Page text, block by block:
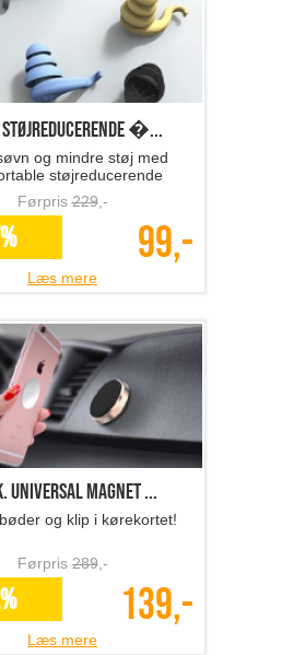
Støjreducerende �...
og mindre støj med
støjreducerende
ørepropper
Førpris229,-
99,-
Læs mere
universal magnet ...
og klip i kørekortet!
Førpris289,-
139,-
Læs mere